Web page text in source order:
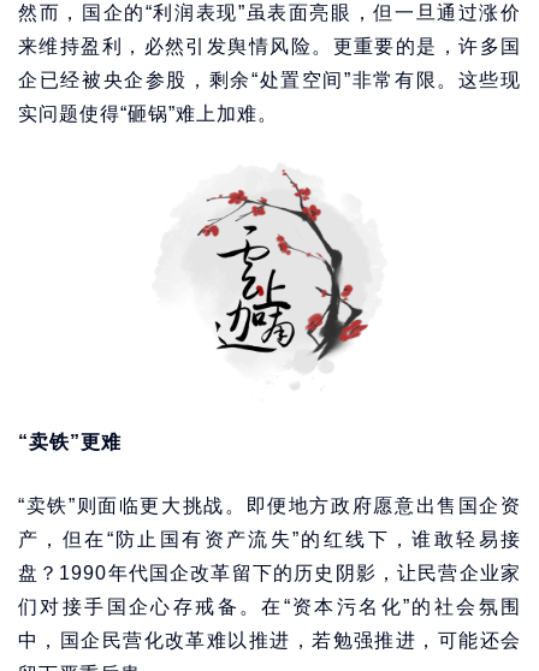
然而，国企的“利润表现”虽表面亮眼，但一旦通过涨价
来维持盈利，必然引发舆情风险。更重要的是，许多国
企已经被央企参股，剩余“处置空间”非常有限。这些现
实问题使得“砸锅”难上加难。
“卖铁”更难
“卖铁”则面临更大挑战。即便地方政府愿意出售国企资
产，但在“防止国有资产流失”的红线下，谁敢轻易接
盘？1990年代国企改革留下的历史阴影，让民营企业家
们对接手国企心存戒备。在“资本污名化”的社会氛围
中，国企民营化改革难以推进，若勉强推进，可能还会